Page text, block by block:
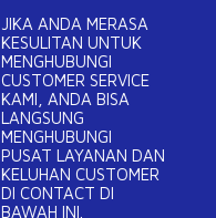
JIKA ANDA MERASA
KESULITAN UNTUK
MENGHUBUNGI
CUSTOMER SERVICE
KAMI, ANDA BISA
LANGSUNG
MENGHUBUNGI
PUSAT LAYANAN DAN
KELUHAN CUSTOMER
DI CONTACT DI
BAWAH INI.